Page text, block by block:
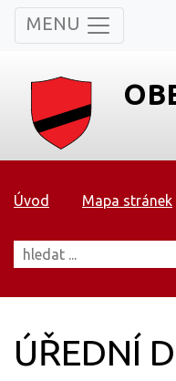
MENU
Úvod Mapa stránek
ÚŘEDNÍ